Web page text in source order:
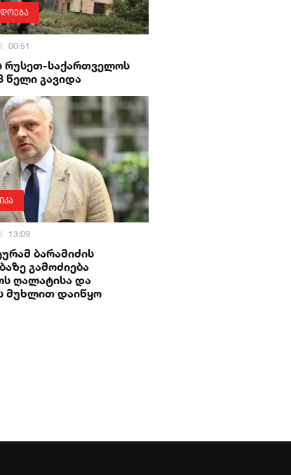
00:51
რუსეთ-საქართველოს
წელი გავიდა
13:09
ბარამიძის
გამოძიება
ღალატისა და
მუხლით დაიწყო